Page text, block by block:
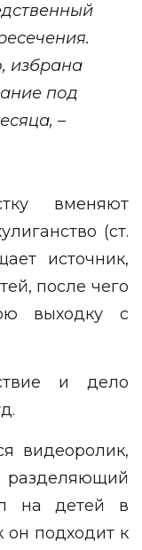
избрана
под
–
вменяют
(ст.
источник,
после чего
выходку с
и дело
видеоролик,
на детей в
он подходит к